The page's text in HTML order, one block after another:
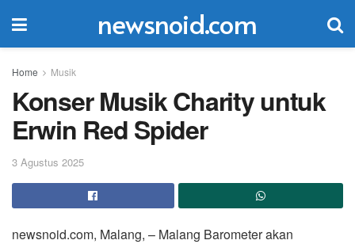
newsnoid.com
Home Musik
Konser Musik Charity untuk
Erwin Red Spider
3 Agustus 2025
newsnoid.com, Malang, – Malang Barometer akan